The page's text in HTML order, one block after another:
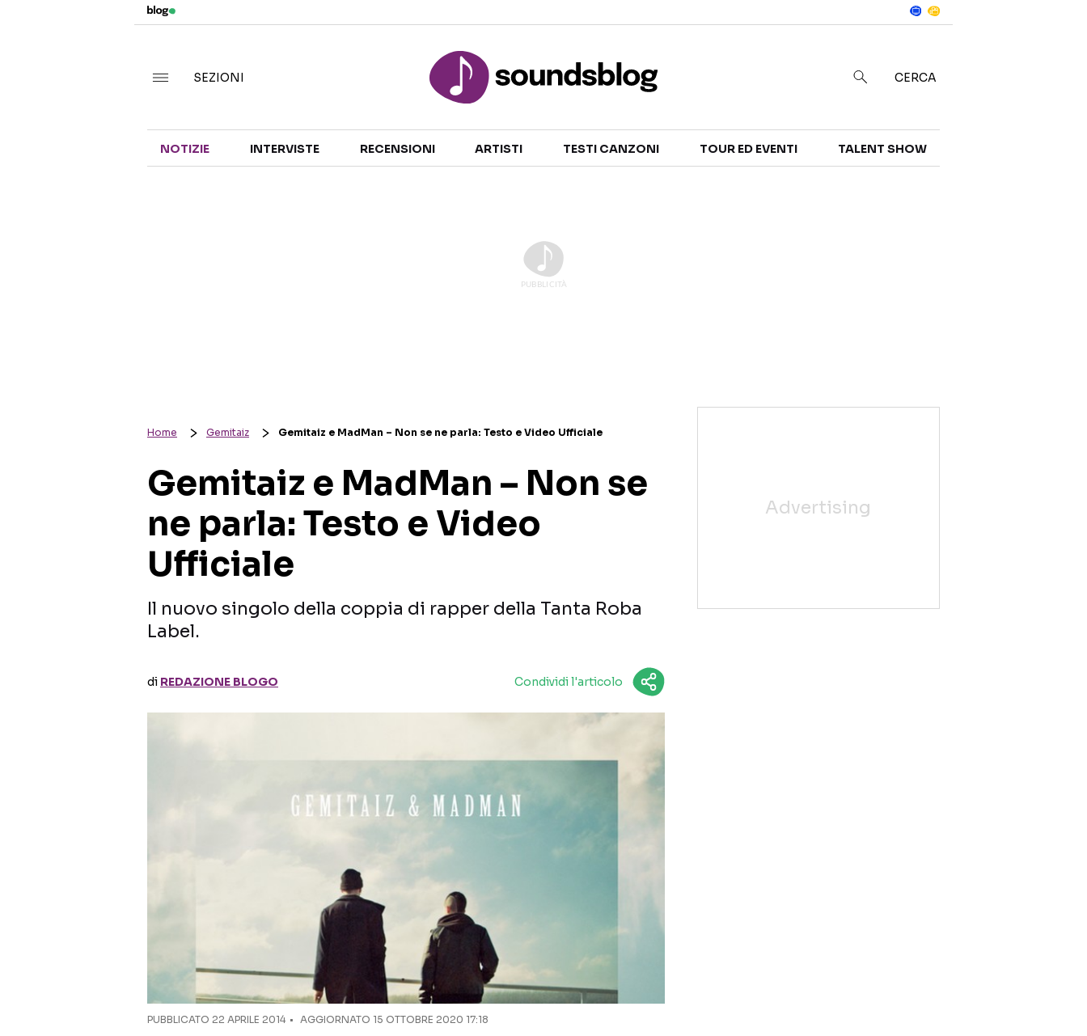
TALENT SHOW
SEZIONI CERCA
NOTIZIE INTERVISTE RECENSIONI ARTISTI TESTI CANZONI TOUR ED EVENTI TALENT SHOW
Home Gemitaiz Gemitaiz e MadMan – Non se ne parla: Testo e Video Ufficiale
Gemitaiz e MadMan – Non se
ne parla: Testo e Video
Ufficiale
Il nuovo singolo della coppia di rapper della Tanta Roba
Label.
di REDAZIONE BLOGO Condividi l'articolo
PUBBLICATO 22 APRILE 2014 AGGIORNATO 15 OTTOBRE 2020 17:18